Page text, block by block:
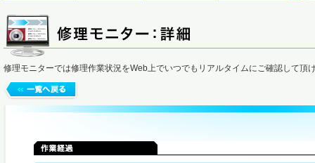
修理モニターでは修理作業状況をWeb上でいつでもリアルタイムにご確認して頂